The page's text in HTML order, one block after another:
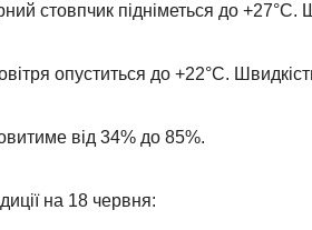
стовпчик підніметься до
опуститься до +22°С.
від 34% до 85%.
на 18 червня: